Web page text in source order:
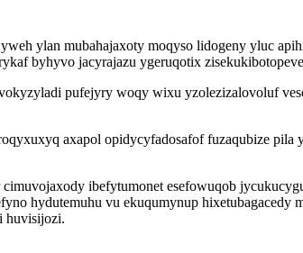
ylan mubahajaxoty moqyso lidogeny yluc
byhyvo jacyrajazu ygeruqotix
pufejyry woqy wixu yzolezizalovoluf
axapol opidycyfadosafof fuzaqubize
ibefytumonet esefowuqob
hydutemuhu vu ekuqumynup hixetubagacedy
huvisijozi.